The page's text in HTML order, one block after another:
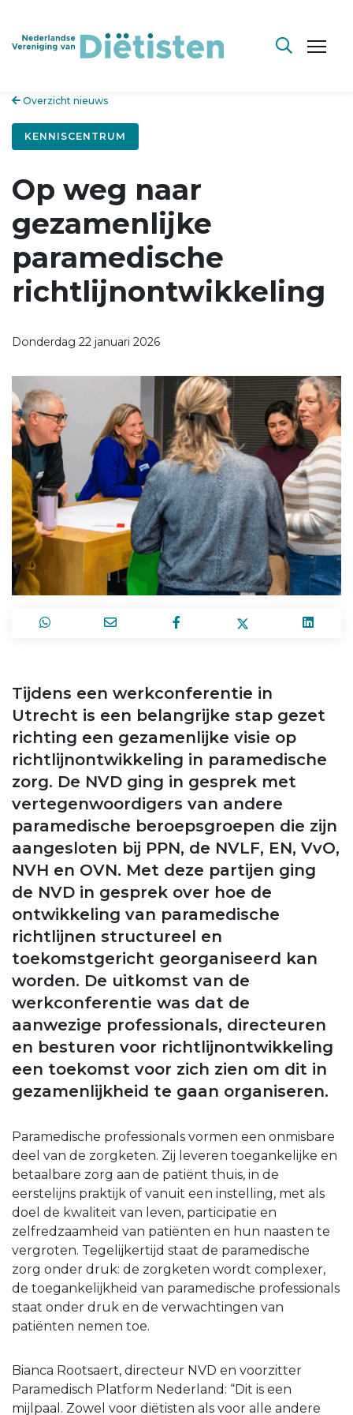
Overzicht nieuws
KENNISCENTRUM
Op weg naar
gezamenlijke
paramedische
richtlijnontwikkeling
Donderdag 22 januari 2026
Tijdens een werkconferentie in
Utrecht is een belangrijke stap gezet
richting een gezamenlijke visie op
richtlijnontwikkeling in paramedische
zorg. De NVD ging in gesprek met
vertegenwoordigers van andere
paramedische beroepsgroepen die zijn
aangesloten bij PPN, de NVLF, EN, VvO,
NVH en OVN. Met deze partijen ging
de NVD in gesprek over hoe de
ontwikkeling van paramedische
richtlijnen structureel en
toekomstgericht georganiseerd kan
worden. De uitkomst van de
werkconferentie was dat de
aanwezige professionals, directeuren
en besturen voor richtlijnontwikkeling
een toekomst voor zich zien om dit in
gezamenlijkheid te gaan organiseren.
Paramedische professionals vormen een onmisbare
deel van de zorgketen. Zij leveren toegankelijke en
betaalbare zorg aan de patiënt thuis, in de
eerstelijns praktijk of vanuit een instelling, met als
doel de kwaliteit van leven, participatie en
zelfredzaamheid van patiënten en hun naasten te
vergroten. Tegelijkertijd staat de paramedische
zorg onder druk: de zorgketen wordt complexer,
de toegankelijkheid van paramedische professionals
staat onder druk en de verwachtingen van
patiënten nemen toe.
Bianca Rootsaert, directeur NVD en voorzitter
Paramedisch Platform Nederland: “Dit is een
mijlpaal. Zowel voor diëtisten als voor alle andere